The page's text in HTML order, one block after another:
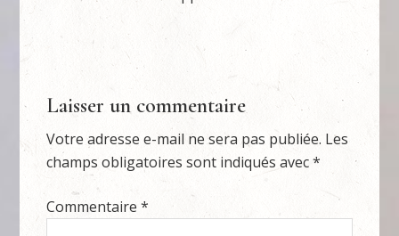
Laisser un commentaire
Votre adresse e-mail ne sera pas publiée. Les
champs obligatoires sont indiqués avec*
Commentaire*